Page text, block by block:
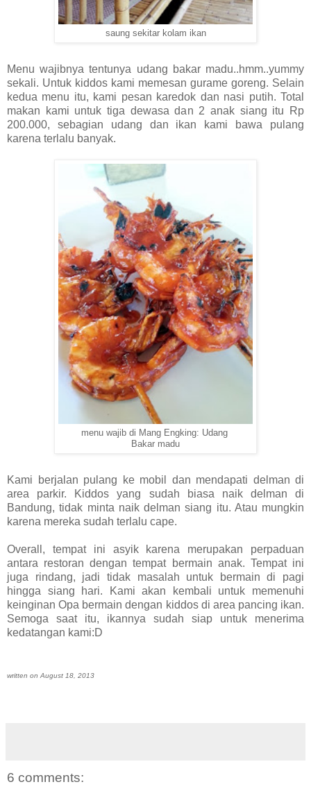
saung sekitar kolam ikan
Menu wajibnya tentunya udang bakar madu..hmm..yummy
sekali. Untuk kiddos kami memesan gurame goreng. Selain
kedua menu itu, kami pesan karedok dan nasi putih. Total
makan kami untuk tiga dewasa dan 2 anak siang itu Rp
200.000, sebagian udang dan ikan kami bawa pulang
karena terlalu banyak.
menu wajib di Mang Engking: Udang
Bakar madu
Kami berjalan pulang ke mobil dan mendapati delman di
area parkir. Kiddos yang sudah biasa naik delman di
Bandung, tidak minta naik delman siang itu. Atau mungkin
karena mereka sudah terlalu cape.
Overall, tempat ini asyik karena merupakan perpaduan
antara restoran dengan tempat bermain anak. Tempat ini
juga rindang, jadi tidak masalah untuk bermain di pagi
hingga siang hari. Kami akan kembali untuk memenuhi
keinginan Opa bermain dengan kiddos di area pancing ikan.
Semoga saat itu, ikannya sudah siap untuk menerima
kedatangan kami:D
written on August 18, 2013
6 comments: